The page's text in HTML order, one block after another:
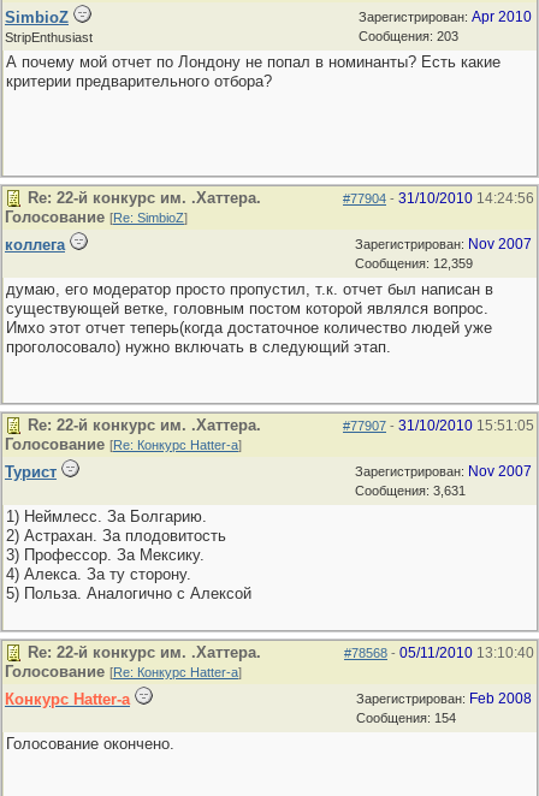
Зарегистрирован: Apr 2010
Сообщения: 203
SimbioZ
StripEnthusiast
А почему мой отчет по Лондону не попал в номинанты? Есть какие
критерии предварительного отбора?
#77904 - 31/10/2010 14:24:56
Re: 22-й конкурс им. .Хаттера.
Голосование [Re: SimbioZ]
Зарегистрирован: Nov 2007
Сообщения: 12,359
коллега
думаю, его модератор просто пропустил, т.к. отчет был написан в
существующей ветке, головным постом которой являлся вопрос.
Имхо этот отчет теперь(когда достаточное количество людей уже
проголосовало) нужно включать в следующий этап.
#77907 - 31/10/2010 15:51:05
Re: 22-й конкурс им. .Хаттера.
Голосование [Re: Конкурс Hatter-a]
Зарегистрирован: Nov 2007
Сообщения: 3,631
Турист
1) Неймлесс. За Болгарию.
2) Астрахан. За плодовитость
3) Профессор. За Мексику.
4) Алекса. За ту сторону.
5) Польза. Аналогично с Алексой
#78568 - 05/11/2010 13:10:40
Re: 22-й конкурс им. .Хаттера.
Голосование [Re: Конкурс Hatter-a]
Зарегистрирован: Feb 2008
Сообщения: 154
Конкурс Hatter-a
Голосование окончено.